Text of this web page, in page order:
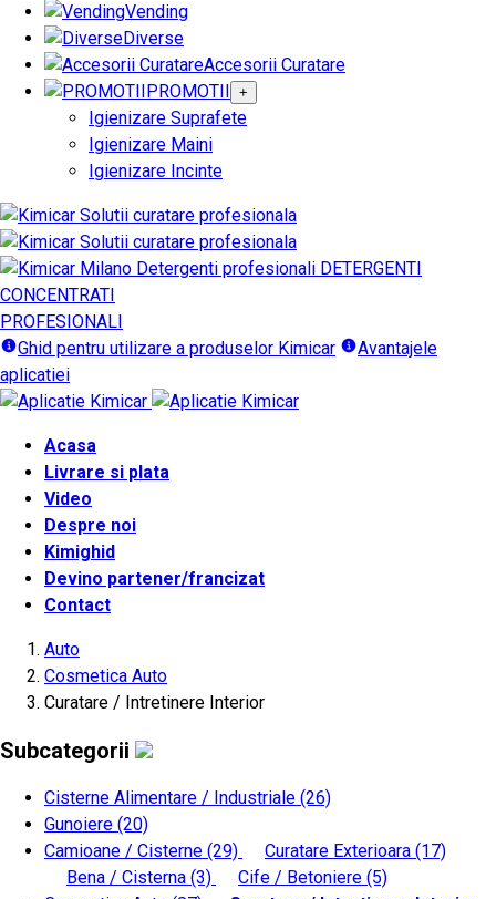
Vending
Diverse
Accesorii Curatare
PROMOTII +
Igienizare Suprafete
Igienizare Maini
Igienizare Incinte
DETERGENTI
CONCENTRATI
PROFESIONALI
Ghid pentru utilizare a produselor Kimicar
Avantajele
aplicatiei
Acasa
Livrare si plata
Video
Despre noi
Kimighid
Devino partener/francizat
Contact
Auto
Cosmetica Auto
Curatare / Intretinere Interior
Subcategorii
Cisterne Alimentare / Industriale (26)
Gunoiere (20)
Camioane / Cisterne (29) Curatare Exterioara (17)
Bena / Cisterna (3) Cife / Betoniere (5)